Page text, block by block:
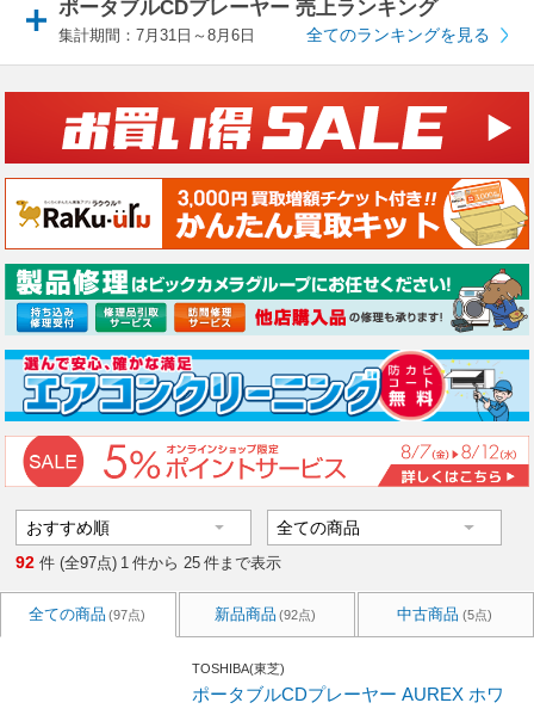
ポータブルCDプレーヤー 売上ランキング
集計期間：7月31日～8月6日 全てのランキングを見る
92 件 (全97点) 1 件から 25 件まで表示
全ての商品 (97点) 新品商品 (92点) 中古商品 (5点)
TOSHIBA(東芝)
ポータブルCDプレーヤー AUREX ホワ